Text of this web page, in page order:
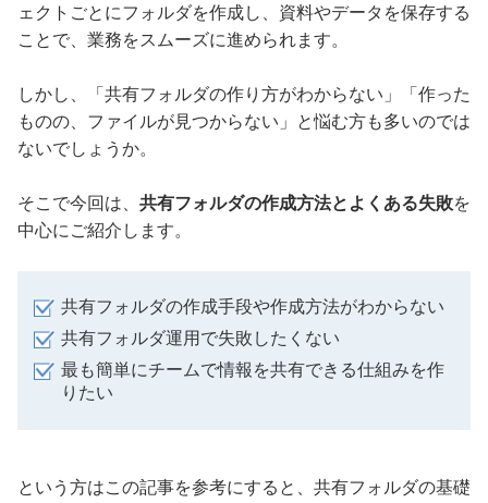
ェクトごとにフォルダを作成し、資料やデータを保存する
ことで、業務をスムーズに進められます。
しかし、「共有フォルダの作り方がわからない」「作った
ものの、ファイルが見つからない」と悩む方も多いのでは
ないでしょうか。
そこで今回は、 共有フォルダの作成方法とよくある失敗を
中心にご紹介します。
共有フォルダの作成手段や作成方法がわからない
共有フォルダ運用で失敗したくない
最も簡単にチームで情報を共有できる仕組みを作
りたい
という方はこの記事を参考にすると、共有フォルダの基礎